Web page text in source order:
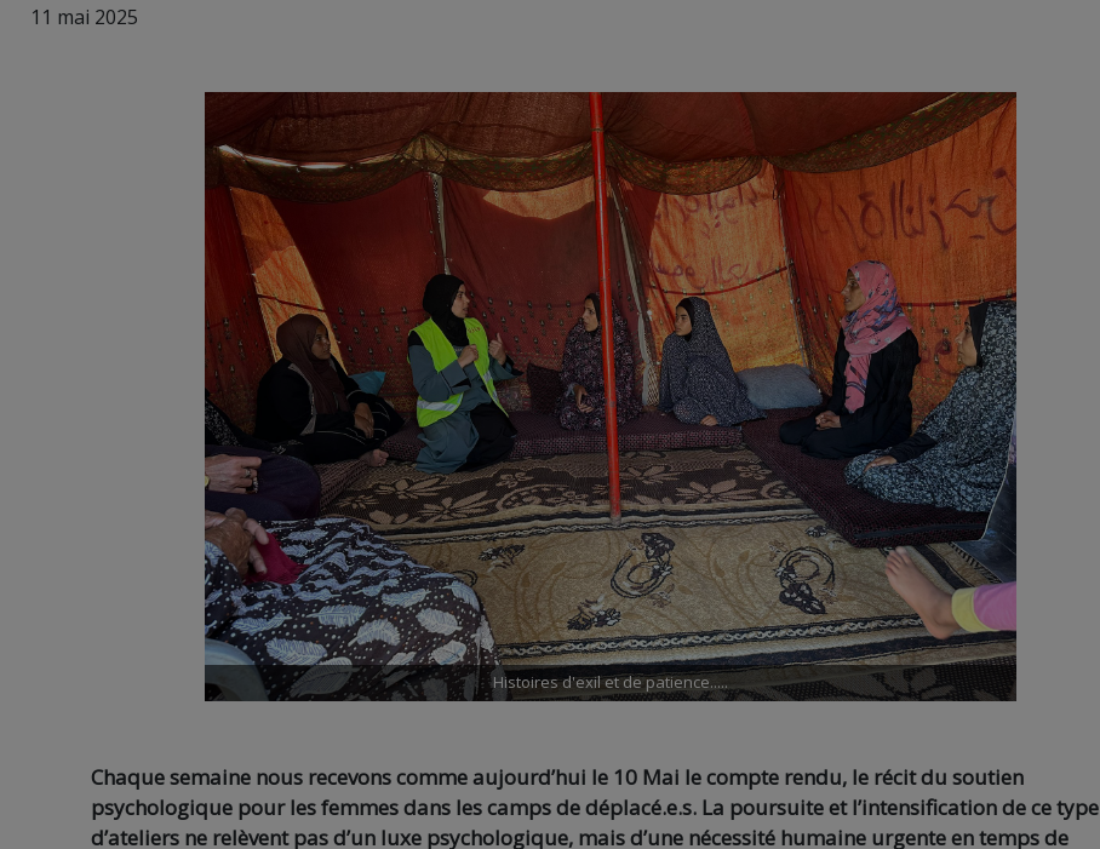
11 mai 2025
Histoires d'exil et de patience.....
Chaque semaine nous recevons comme aujourd’hui le 10 Mai le compte rendu, le récit du soutien
psychologique pour les femmes dans les camps de déplacé.e.s. La poursuite et l’intensification de ce type
d’ateliers ne relèvent pas d’un luxe psychologique, mais d’une nécessité humaine urgente en temps de